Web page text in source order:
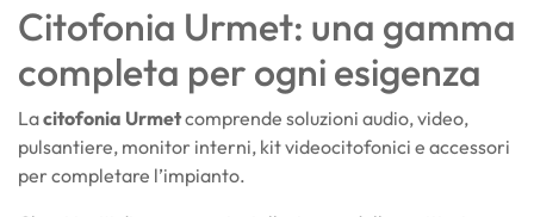
Citofonia Urmet: una gamma
completa per ogni esigenza
Lacitofonia Urmetcomprende soluzioni audio, video,
pulsantiere, monitor interni, kit videocitofonici e accessori
per completare l’impianto.